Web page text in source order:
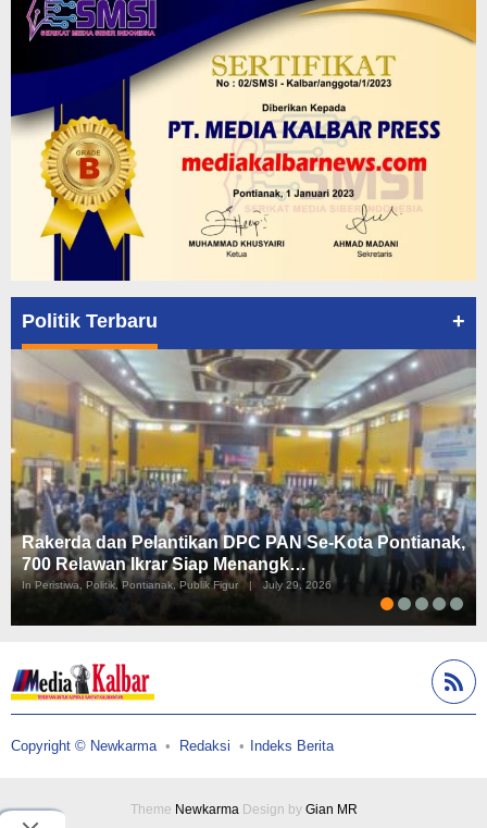
Politik Terbaru +
Rakerda dan Pelantikan DPC PAN Se-Kota Pontianak,
700 Relawan Ikrar Siap Menangk…
In Peristiwa, Politik, Pontianak, Publik Figur | July 29, 2026
Copyright © Newkarma Redaksi Indeks Berita
Theme Newkarma Design by Gian MR